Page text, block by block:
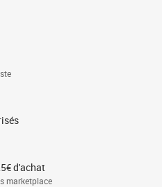
d'achat
marketplace